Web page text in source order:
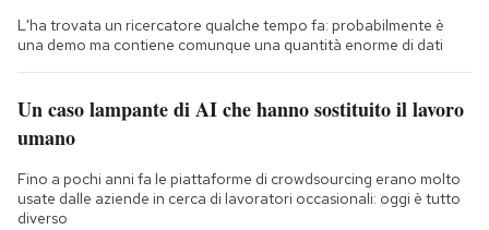
L'ha trovata un ricercatore qualche tempo fa: probabilmente è
una demo ma contiene comunque una quantità enorme di dati
Un caso lampante di AI che hanno sostituito il lavoro
umano
Fino a pochi anni fa le piattaforme di crowdsourcing erano molto
usate dalle aziende in cerca di lavoratori occasionali: oggi è tutto
diverso